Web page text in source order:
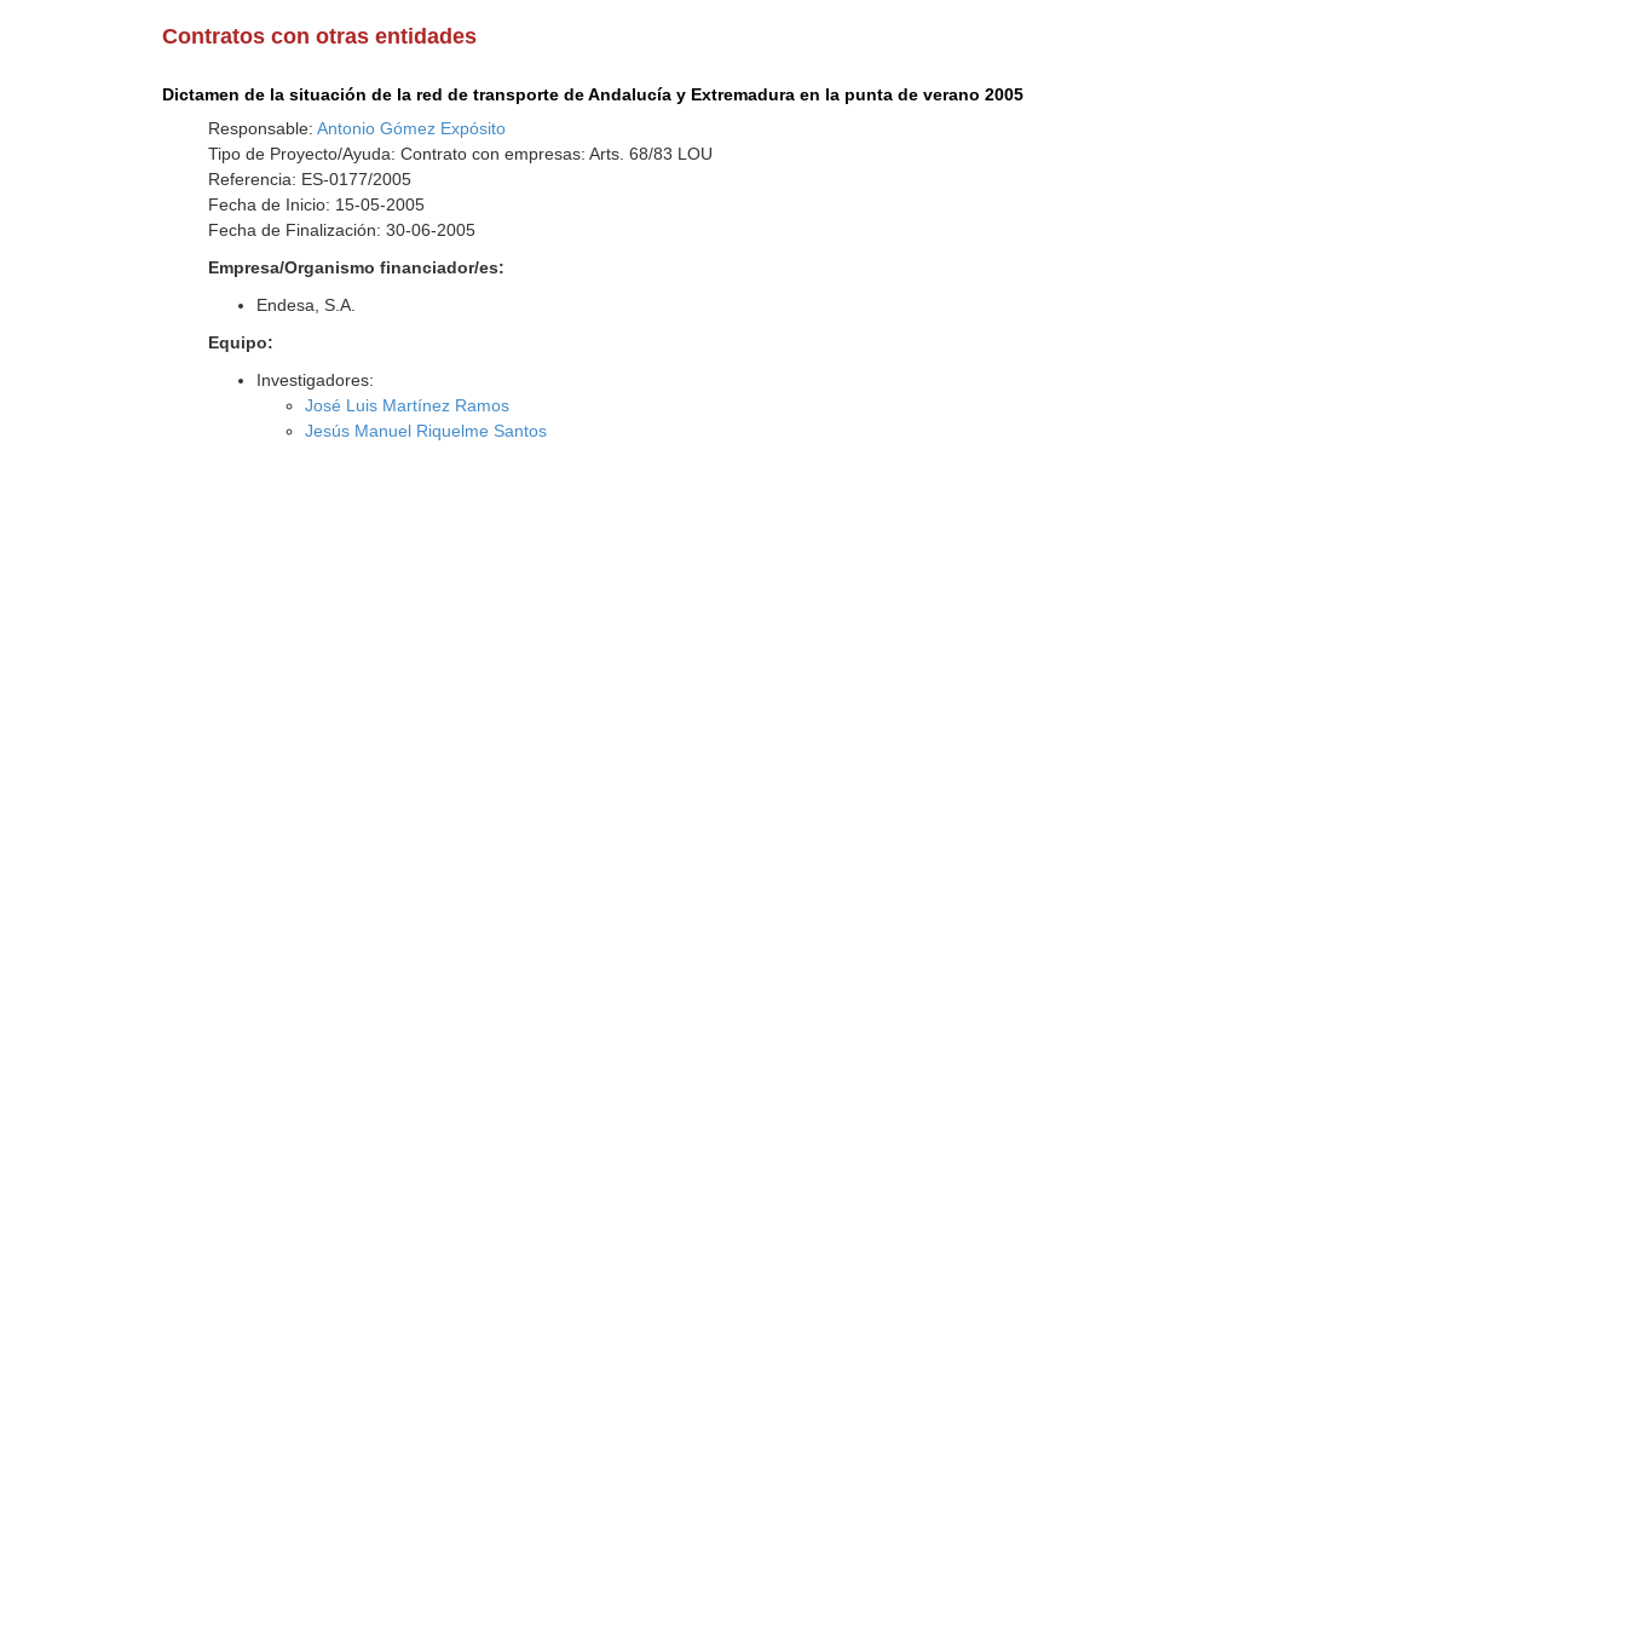
Contratos con otras entidades
Dictamen de la situación de la red de transporte de Andalucía y Extremadura en la punta de verano 2005
Responsable:Antonio Gómez Expósito
Tipo de Proyecto/Ayuda: Contrato con empresas: Arts. 68/83 LOU
Referencia: ES-0177/2005
Fecha de Inicio: 15-05-2005
Fecha de Finalización: 30-06-2005
Empresa/Organismo financiador/es:
Endesa, S.A.
Equipo:
Investigadores:
José Luis Martínez Ramos
Jesús Manuel Riquelme Santos